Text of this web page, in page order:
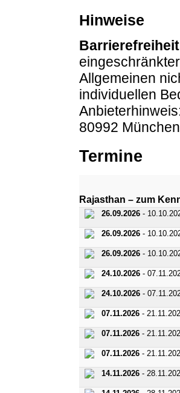
Hinweise
Barrierefreiheit
Allgemeinen
individuellen
80992 München
Termine
Rajasthan – zum
26.09.2026-
26.09.2026-
26.09.2026-
24.10.2026-
24.10.2026-
07.11.2026-
07.11.2026-
07.11.2026-
14.11.2026-